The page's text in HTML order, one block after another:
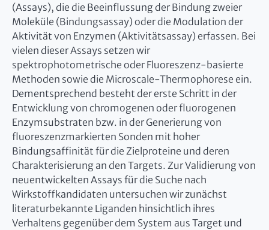
(Assays), die die Beeinflussung der Bindung zweier
Moleküle (Bindungsassay) oder die Modulation der
Aktivität von Enzymen (Aktivitätsassay) erfassen. Bei
vielen dieser Assays setzen wir
spektrophotometrische oder Fluoreszenz-basierte
Methoden sowie die Microscale-Thermophorese ein.
Dementsprechend besteht der erste Schritt in der
Entwicklung von chromogenen oder fluorogenen
Enzymsubstraten bzw. in der Generierung von
fluoreszenzmarkierten Sonden mit hoher
Bindungsaffinität für die Zielproteine und deren
Charakterisierung an den Targets. Zur Validierung von
neuentwickelten Assays für die Suche nach
Wirkstoffkandidaten untersuchen wir zunächst
literaturbekannte Liganden hinsichtlich ihres
Verhaltens gegenüber dem System aus Target und